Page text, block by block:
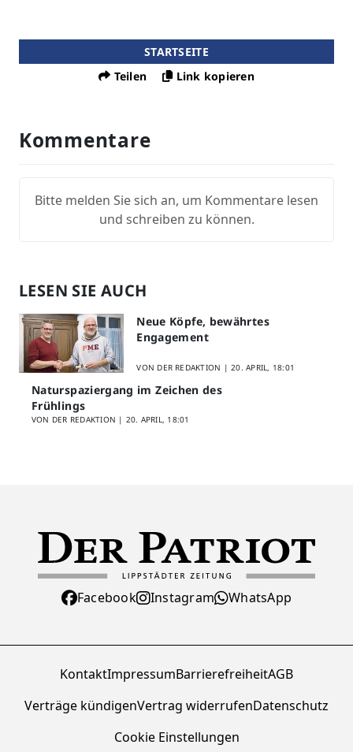
STARTSEITE
Teilen
Link kopieren
Kommentare
Bitte melden Sie sich an, um Kommentare lesen
und schreiben zu können.
LESEN SIE AUCH
Neue Köpfe, bewährtes
Engagement
VON DER REDAKTION |20. APRIL, 18:01
Naturspaziergang im Zeichen des
Frühlings
VON DER REDAKTION | 20. APRIL, 18:01
Facebook Instagram WhatsApp
KontaktImpressumBarrierefreiheitAGB
Verträge kündigenVertrag widerrufenDatenschutz
Cookie Einstellungen